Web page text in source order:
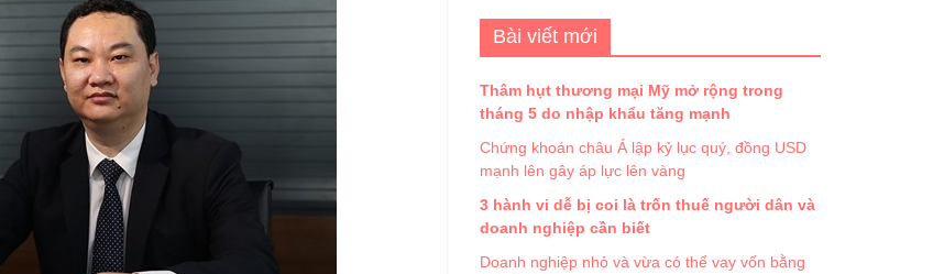
Bài viết mới
Thâm hụt thương mại Mỹ mở rộng trong
tháng 5 do nhập khẩu tăng mạnh
Chứng khoán châu Á lập kỷ lục quý, đồng USD
mạnh lên gây áp lực lên vàng
3 hành vi dễ bị coi là trốn thuế người dân và
doanh nghiệp cần biết
Doanh nghiệp nhỏ và vừa có thể vay vốn bằng